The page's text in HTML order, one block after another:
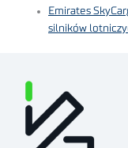
Emirates
silników